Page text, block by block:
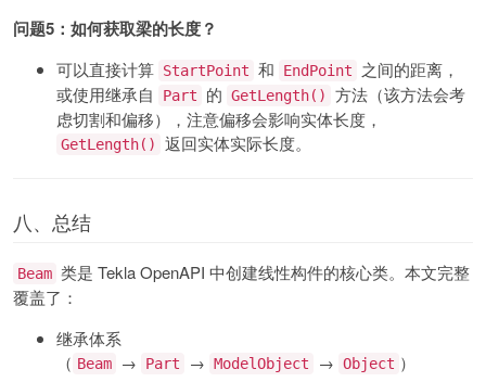
问题5：如何获取梁的长度？
可以直接计算 StartPoint 和 EndPoint
之间的距离，
或使用继承自
Part 的 GetLength()
方法（该方法会考
虑切割和偏移），注意偏移会影响实体长度，
GetLength() 返回实体实际长度。
八、总结
Beam 类是 Tekla OpenAPI 中创建线性构件的核心类。本文完整
覆盖了：
继承体系
（ Beam → Part → ModelObject → Object ）